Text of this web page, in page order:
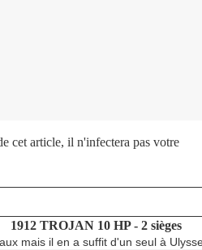
cet article, il n'infectera pas votre
1912 TROJAN 10 HP - 2 sièges
mais il en a suffit d'un seul à